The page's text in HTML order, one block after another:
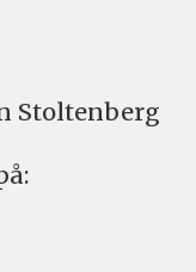
Stoltenberg